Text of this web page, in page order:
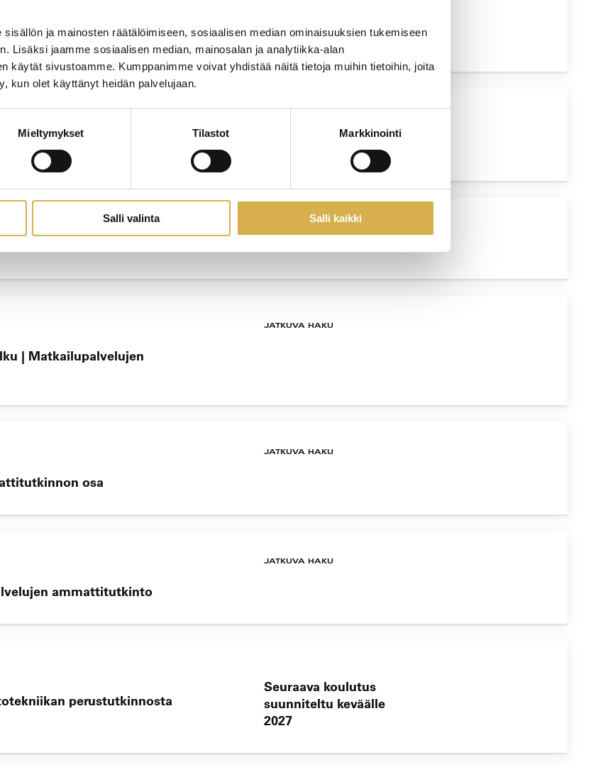
ja mainosten räätälöimiseen, sosiaalisen median ominaisuuksien tukemiseen
Lisäksi jaamme sosiaalisen median, mainosalan ja analytiikka-alan
käytät sivustoamme. Kumppanimme voivat yhdistää näitä tietoja muihin tietoihin, joita
kun olet käyttänyt heidän palvelujaan.
Mieltymykset Tilastot Markkinointi
Salli valinta Salli kaikki
erikoisammattitutkinto
KOULUTUS
| Matkailupalvelujen
JATKUVA HAKU
osa
JATKUVA HAKU
ammattitutkinto
JATKUVA HAKU
perustutkinnosta
Seuraava koulutus
suunniteltu keväälle
2027